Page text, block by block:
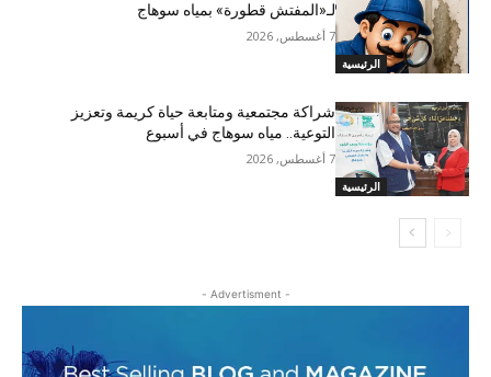
الرئيسية
لـ«المفتش قطورة» بمياه سوهاج
7 أغسطس, 2026
الرئيسية
شراكة مجتمعية ومتابعة حياة كريمة وتعزيز
التوعية.. مياه سوهاج في أسبوع
7 أغسطس, 2026
- Advertisment -